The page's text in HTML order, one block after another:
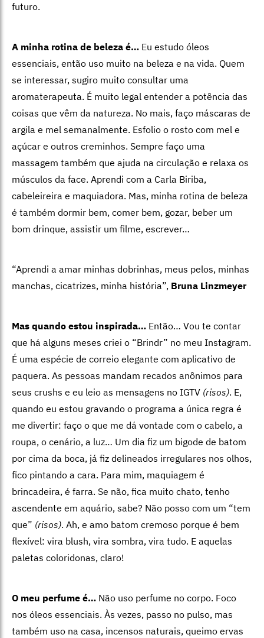
futuro.
A minha rotina de beleza é… Eu estudo óleos
essenciais, então uso muito na beleza e na vida. Quem
se interessar, sugiro muito consultar uma
aromaterapeuta. É muito legal entender a potência das
coisas que vêm da natureza. No mais, faço máscaras de
argila e mel semanalmente. Esfolio o rosto com mel e
açúcar e outros creminhos. Sempre faço uma
massagem também que ajuda na circulação e relaxa os
músculos da face. Aprendi com a Carla Biriba,
cabeleireira e maquiadora. Mas, minha rotina de beleza
é também dormir bem, comer bem, gozar, beber um
bom drinque, assistir um filme, escrever…
“Aprendi a amar minhas dobrinhas, meus pelos, minhas
manchas, cicatrizes, minha história”, Bruna Linzmeyer
Mas quando estou inspirada… Então… Vou te contar
que há alguns meses criei o “Brindr” no meu Instagram.
É uma espécie de correio elegante com aplicativo de
paquera. As pessoas mandam recados anônimos para
seus crushs e eu leio as mensagens no IGTV (risos). E,
quando eu estou gravando o programa a única regra é
me divertir: faço o que me dá vontade com o cabelo, a
roupa, o cenário, a luz… Um dia fiz um bigode de batom
por cima da boca, já fiz delineados irregulares nos olhos,
fico pintando a cara. Para mim, maquiagem é
brincadeira, é farra. Se não, fica muito chato, tenho
ascendente em aquário, sabe? Não posso com um “tem
que” (risos). Ah, e amo batom cremoso porque é bem
flexível: vira blush, vira sombra, vira tudo. E aquelas
paletas coloridonas, claro!
O meu perfume é… Não uso perfume no corpo. Foco
nos óleos essenciais. Às vezes, passo no pulso, mas
também uso na casa, incensos naturais, queimo ervas